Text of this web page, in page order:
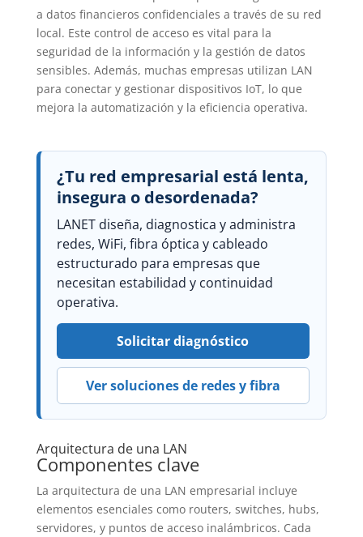
a datos financieros confidenciales a través de su red
local. Este control de acceso es vital para la
seguridad de la información y la gestión de datos
sensibles. Además, muchas empresas utilizan LAN
para conectar y gestionar dispositivos IoT, lo que
mejora la automatización y la eficiencia operativa.
¿Tu red empresarial está lenta,
insegura o desordenada?
LANET diseña, diagnostica y administra
redes, WiFi, fibra óptica y cableado
estructurado para empresas que
necesitan estabilidad y continuidad
operativa.
Solicitar diagnóstico
Ver soluciones de redes y fibra
Arquitectura de una LAN
Componentes clave
La arquitectura de una LAN empresarial incluye
elementos esenciales como routers, switches, hubs,
servidores, y puntos de acceso inalámbricos. Cada